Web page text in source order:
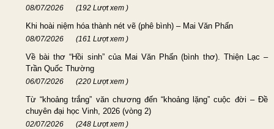
08/07/2026 (192 Lượt xem )
Khi hoài niệm hóa thành nét vẽ (phê bình) – Mai Văn Phấn
08/07/2026 (161 Lượt xem )
Về bài thơ “Hồi sinh” của Mai Văn Phấn (bình thơ). Thiện Lạc –
Trần Quốc Thường
06/07/2026 (220 Lượt xem )
Từ “khoảng trắng” văn chương đến “khoảng lặng” cuộc đời – Đề
chuyên đại học Vinh, 2026 (vòng 2)
02/07/2026 (248 Lượt xem )